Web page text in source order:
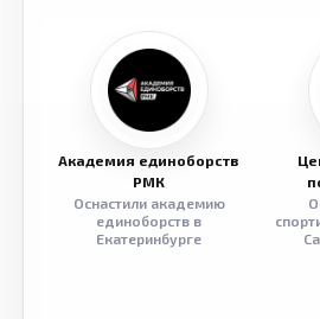
Академия единоборств
РМК
Оснастили академию
единоборств в
Екатеринбурге